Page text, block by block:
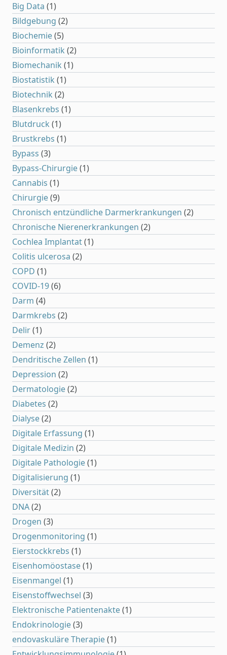
Big Data (1)
Bildgebung (2)
Biochemie(5)
Bioinformatik (2)
Biomechanik (1)
Biostatistik (1)
Biotechnik (2)
Blasenkrebs (1)
Blutdruck (1)
Brustkrebs (1)
Bypass (3)
Bypass-Chirurgie(1)
Cannabis (1)
Chirurgie(9)
Chronisch entzündliche Darmerkrankungen (2)
Chronische Nierenerkrankungen (2)
Cochlea Implantat(1)
Colitis ulcerosa (2)
COPD (1)
COVID-19(6)
Darm (4)
Darmkrebs (2)
Delir(1)
Demenz (2)
Dendritische Zellen (1)
Depression (2)
Dermatologie(2)
Diabetes (2)
Dialyse(2)
Digitale Erfassung (1)
Digitale Medizin (2)
Digitale Pathologie(1)
Digitalisierung (1)
Diversität(2)
DNA(2)
Drogen (3)
Drogenmonitoring (1)
Eierstockkrebs (1)
Eisenhomöostase(1)
Eisenmangel (1)
Eisenstoffwechsel (3)
Elektronische Patientenakte(1)
Endokrinologie(3)
endovaskuläre Therapie(1)